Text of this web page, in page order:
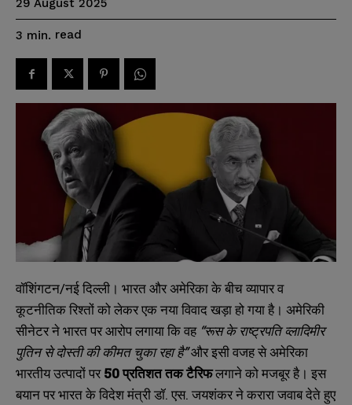
29 August 2025
3 min. read
वॉशिंगटन/नई दिल्ली। भारत और अमेरिका के बीच व्यापार व
कूटनीतिक रिश्तों को लेकर एक नया विवाद खड़ा हो गया है। अमेरिकी
सीनेटर ने भारत पर आरोप लगाया कि वह “रूस के राष्ट्रपति व्लादिमीर
पुतिन से दोस्ती की कीमत चुका रहा है”और इसी वजह से अमेरिका
भारतीय उत्पादों पर50 प्रतिशत तक टैरिफलगाने को मजबूर है। इस
बयान पर भारत के विदेश मंत्री डॉ. एस. जयशंकर ने करारा जवाब देते हुए